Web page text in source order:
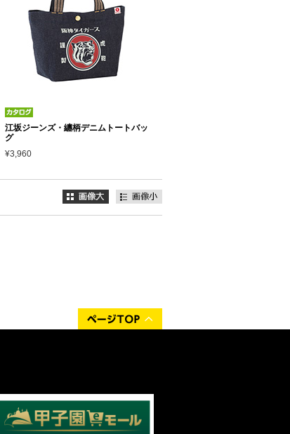
江坂ジーンズ・纏柄デニムトートバッ
グ
¥3,960